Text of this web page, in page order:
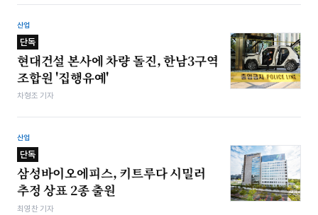
산업
단독
현대건설 본사에 차량 돌진, 한남3구역
조합원 '집행유예'
차형조 기자
산업
단독
삼성바이오에피스, 키트루다 시밀러
추정 상표 2종 출원
최영찬 기자